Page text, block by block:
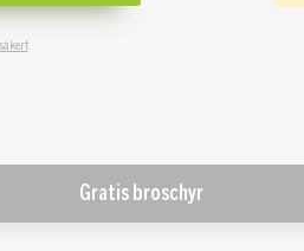
Gratis broschyr